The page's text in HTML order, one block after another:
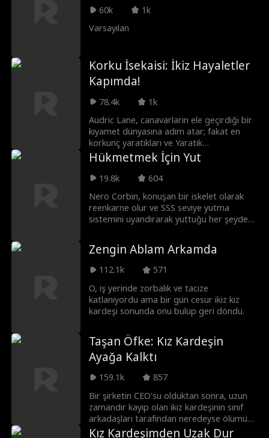
60k
1k
Varsayılan
Korku İsekaisi: İkiz Hayaletler
Kapımda!
78.4k
1k
Audric Lane, canavarların ele geçirdiği bir
kıyamet dünyasına adım atar; fakat en
korkunç yaratıkları ve Yaratık
Hükümdarlarını birbirinden çekici güzeller
Hükmetmek İçin Yut
19.8k
604
Nero Corbin, konuşan bir iskelet olarak
reenkarne olur ve SSS seviye yutma
sistemini uyandırarak yuttuğu her şeyden
yanlışlıkla çağrılınca, onu korumak için
İskelet Kral'a dönüşür!
Zengin Ablam Arkamda
112.1k
571
O, iş yerinde zorbalık ve tacize
katlanıyordu ama bir gün cesur ikiz kız
kardeşi sonunda onu bulup geri döndü.
Taşan Öfke: Kız Kardeşin
Ayağa Kalktı
159.1k
857
Bir şirketin CEO'su olduktan sonra, uzun
zamandır kayıp olan ikiz kardeşinin sınıf
arkadaşları tarafından neredeyse ölümüne
zorbalığa uğradığını öğrenir. Kardeşinin
Kız Kardeşimden Uzak Dur